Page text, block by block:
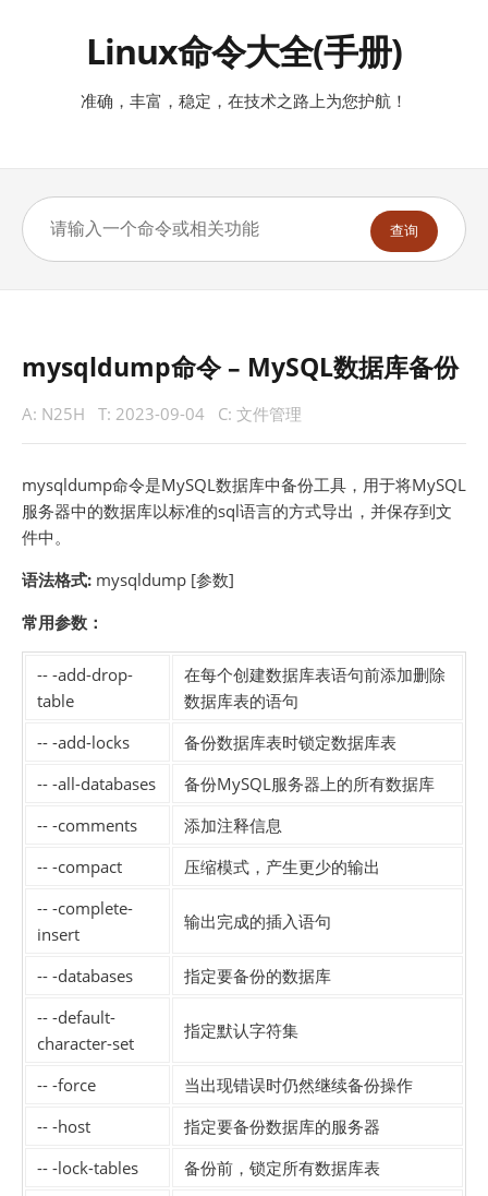
Linux命令大全(手册)
准确，丰富，稳定，在技术之路上为您护航！
查询
mysqldump命令 – MySQL数据库备份
A: N25H T: 2023-09-04 C: 文件管理
mysqldump命令是MySQL数据库中备份工具，用于将MySQL
服务器中的数据库以标准的sql语言的方式导出，并保存到文
件中。
语法格式: mysqldump [参数]
常用参数：
-- -add-drop-
table
在每个创建数据库表语句前添加删除
数据库表的语句
-- -add-locks
备份数据库表时锁定数据库表
-- -all-databases
备份MySQL服务器上的所有数据库
-- -comments
添加注释信息
-- -compact
压缩模式，产生更少的输出
-- -complete-
insert
输出完成的插入语句
-- -databases
指定要备份的数据库
-- -default-
character-set
指定默认字符集
-- -force
当出现错误时仍然继续备份操作
-- -host
指定要备份数据库的服务器
-- -lock-tables
备份前，锁定所有数据库表